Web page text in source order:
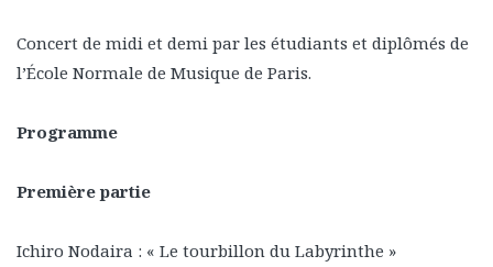
Concert de midi et demi par les étudiants et diplômés de
l’École Normale de Musique de Paris.
Programme
Première partie
Ichiro Nodaira : « Le tourbillon du Labyrinthe »